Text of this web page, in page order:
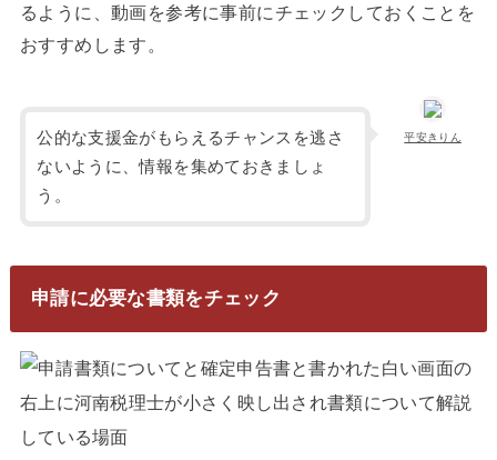
るように、動画を参考に事前にチェックしておくことを
おすすめします。
平安きりん
公的な支援金がもらえるチャンスを逃さ
ないように、情報を集めておきましょ
う。
申請に必要な書類をチェック